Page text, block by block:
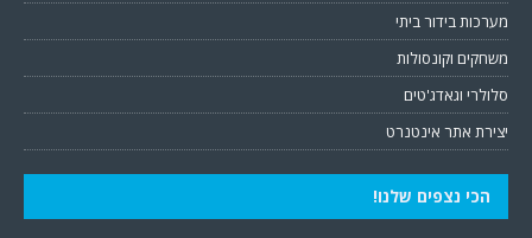
מערכות בידור ביתי
משחקים וקונסולות
סלולרי וגאדג'טים
יצירת אתר אינטנרט
הכי נצפים שלנו!